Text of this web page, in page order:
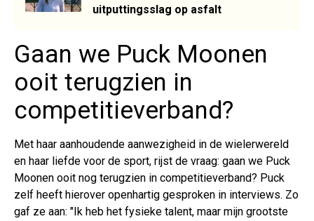
uitputtingsslag op asfalt
Gaan we Puck Moonen
ooit terugzien in
competitieverband?
Met haar aanhoudende aanwezigheid in de wielerwereld
en haar liefde voor de sport, rijst de vraag: gaan we Puck
Moonen ooit nog terugzien in competitieverband? Puck
zelf heeft hierover openhartig gesproken in interviews. Zo
gaf ze aan: "Ik heb het fysieke talent, maar mijn grootste